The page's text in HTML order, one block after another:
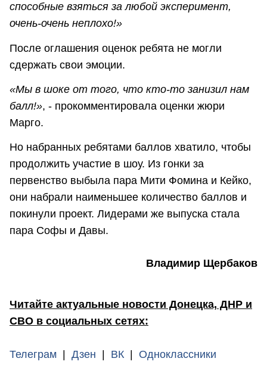
способные взяться за любой эксперимент,
очень-очень неплохо!»
После оглашения оценок ребята не могли
сдержать свои эмоции.
«Мы в шоке от того, что кто-то занизил нам
балл!», - прокомментировала оценки жюри
Марго.
Но набранных ребятами баллов хватило, чтобы
продолжить участие в шоу. Из гонки за
первенство выбыла пара Мити Фомина и Кейко,
они набрали наименьшее количество баллов и
покинули проект. Лидерами же выпуска стала
пара Софы и Давы.
Владимир Щербаков
Читайте актуальные новости Донецка, ДНР и
СВО в социальных сетях:
Телеграм Дзен ВК Одноклассники